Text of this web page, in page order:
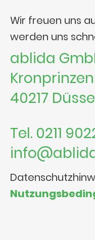
Wir freuen uns
werden uns
ablida
40217
Tel. 0211